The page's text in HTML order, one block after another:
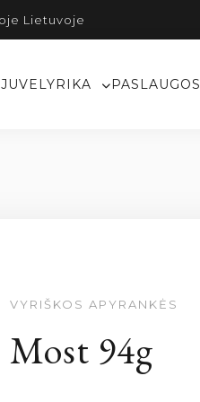
Lietuvoje
JUVELYRIKA PASLAUGOS
VYRIŠKOS APYRANKĖS
Most 94g